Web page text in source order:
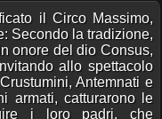
il Circo Massimo,
Secondo la tradizione,
onore del dio Consus,
allo spettacolo
Antemnati e
armati, catturarono le
i loro padri, che